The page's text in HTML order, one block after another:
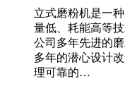
立式磨粉机是一
量低、耗能高等
公司多年先进的
多年的潜心设计
理可靠的…